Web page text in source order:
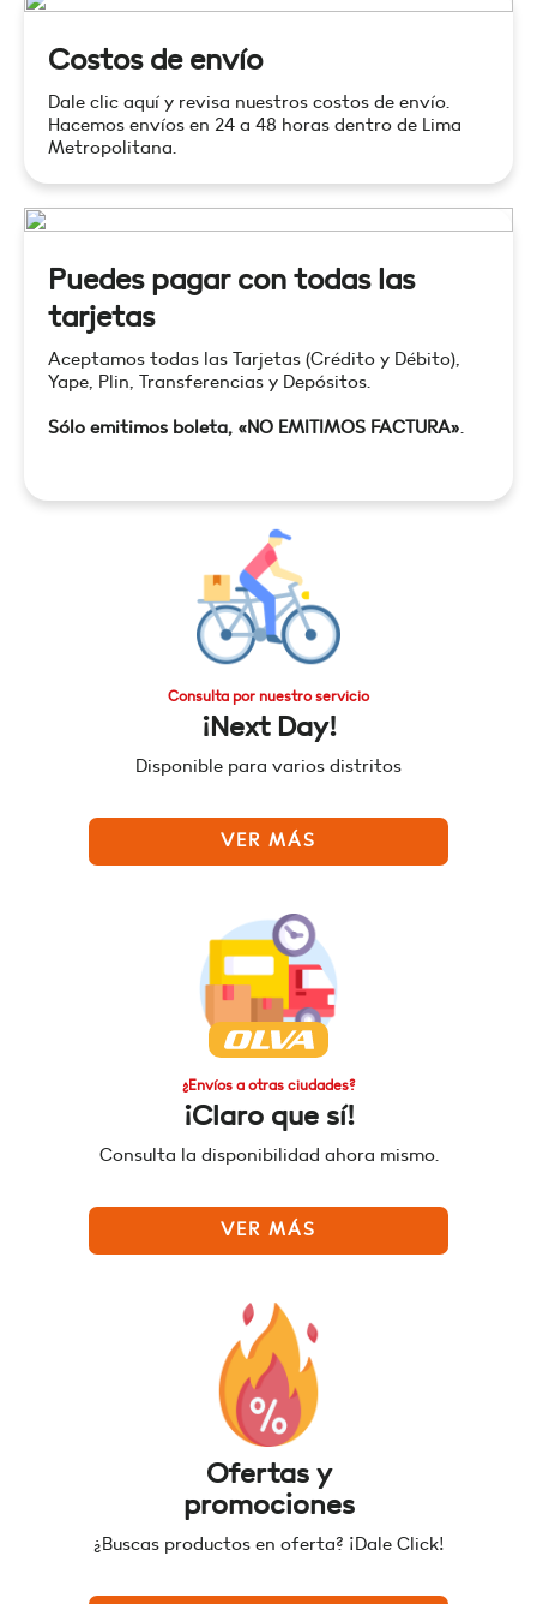
Costos de envío
Dale clic aquí y revisa nuestros costos de envío.
Hacemos envíos en 24 a 48 horas dentro de Lima
Metropolitana.
Puedes pagar con todas las
tarjetas
Aceptamos todas las Tarjetas (Crédito y Débito),
Yape, Plin, Transferencias y Depósitos.
Sólo emitimos boleta, «NO EMITIMOS FACTURA».
Consulta por nuestro servicio
¡Next Day!
Disponible para varios distritos
VER MÁS
¿Envíos a otras ciudades?
¡Claro que sí!
Consulta la disponibilidad ahora mismo.
VER MÁS
Ofertas y
promociones
¿Buscas productos en oferta? ¡Dale Click!